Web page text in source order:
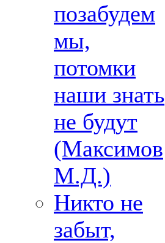
позабудем
мы,
потомки
наши знать
не будут
(Максимов
М.Д.)
Никто не
забыт,